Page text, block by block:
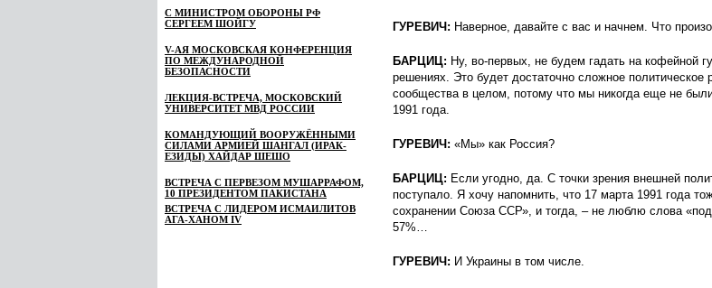
С МИНИСТРОМ ОБОРОНЫ РФ
СЕРГЕЕМ ШОЙГУ
V-АЯ МОСКОВСКАЯ КОНФЕРЕНЦИЯ
ПО МЕЖДУНАРОДНОЙ
БЕЗОПАСНОСТИ
ЛЕКЦИЯ-ВСТРЕЧА, МОСКОВСКИЙ
УНИВЕРСИТЕТ МВД РОССИИ
КОМАНДУЮЩИЙ ВООРУЖЁННЫМИ
СИЛАМИ АРМИЕЙ ШАНГАЛ (ИРАК-
ЕЗИДЫ) ХАЙДАР ШЕШО
ВСТРЕЧА С ПЕРВЕЗОМ МУШАРРАФОМ,
10 ПРЕЗИДЕНТОМ ПАКИСТАНА
ВСТРЕЧА С ЛИДЕРОМ ИСМАИЛИТОВ
АГА-ХАНОМ IV
ГУРЕВИЧ: Наверное, давайте с вас и начнем. Что
БАРЦИЦ: Ну, во-первых, не будем гадать на кофейной
решениях. Это будет достаточно сложное
сообщества в целом, потому что мы никогда еще не
1991 года.
ГУРЕВИЧ: «Мы» как Россия?
БАРЦИЦ: Если угодно, да. С точки зрения внешней
поступало. Я хочу напомнить, что 17 марта 1991 года
сохранении Союза ССР», и тогда, – не люблю слова
57%…
ГУРЕВИЧ: И Украины в том числе.